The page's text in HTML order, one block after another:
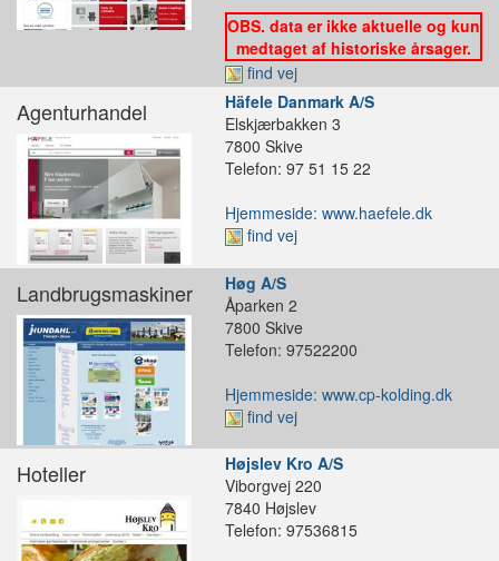
OBS. data er ikke aktuelle og kun
medtaget af historiske årsager.
find vej
Agenturhandel
Häfele Danmark A/S
Elskjærbakken 3
7800 Skive
Telefon: 97 51 15 22
Hjemmeside: www.haefele.dk
find vej
Landbrugsmaskiner
Høg A/S
Åparken 2
7800 Skive
Telefon: 97522200
Hjemmeside: www.cp-kolding.dk
find vej
Hoteller
Højslev Kro A/S
Viborgvej 220
7840 Højslev
Telefon: 97536815